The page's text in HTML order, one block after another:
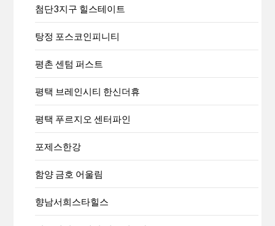
첨단3지구 힐스테이트
탕정 포스코인피니티
평촌 센텀 퍼스트
평택 브레인시티 한신더휴
평택 푸르지오 센터파인
포제스한강
함양 금호 어울림
향남서희스타힐스